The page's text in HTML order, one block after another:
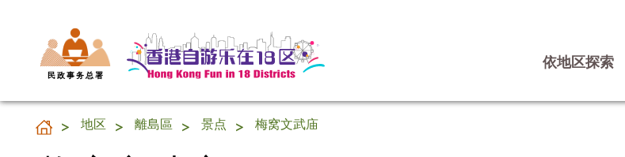
民 政 事 务 总 署
依地区探索
梅窝文武庙
地区 離島區 景点 梅窝文武庙